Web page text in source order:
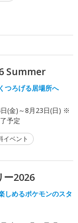
Summer
つろげる居場所へ
(金)～8月23日(日) ※
予定
イベント
ー2026
しめるポケモンのスタ